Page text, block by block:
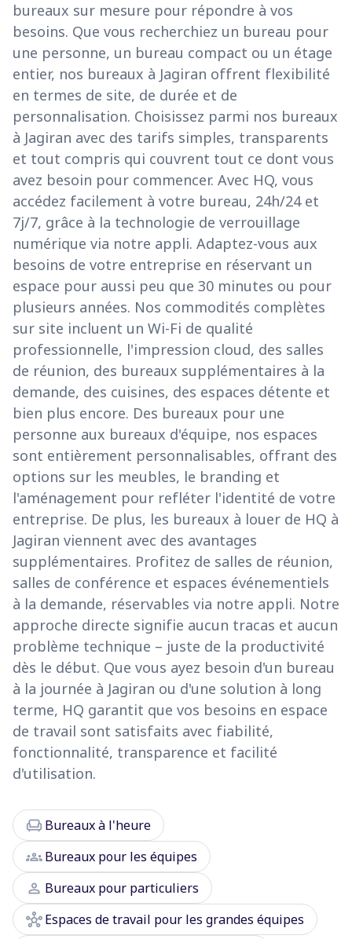
bureaux sur mesure pour répondre à vos
besoins. Que vous recherchiez un bureau pour
une personne, un bureau compact ou un étage
entier, nos bureaux à Jagiran offrent flexibilité
en termes de site, de durée et de
personnalisation. Choisissez parmi nos bureaux
à Jagiran avec des tarifs simples, transparents
et tout compris qui couvrent tout ce dont vous
avez besoin pour commencer. Avec HQ, vous
accédez facilement à votre bureau, 24h/24 et
7j/7, grâce à la technologie de verrouillage
numérique via notre appli. Adaptez-vous aux
besoins de votre entreprise en réservant un
espace pour aussi peu que 30 minutes ou pour
plusieurs années. Nos commodités complètes
sur site incluent un Wi-Fi de qualité
professionnelle, l'impression cloud, des salles
de réunion, des bureaux supplémentaires à la
demande, des cuisines, des espaces détente et
bien plus encore. Des bureaux pour une
personne aux bureaux d'équipe, nos espaces
sont entièrement personnalisables, offrant des
options sur les meubles, le branding et
l'aménagement pour refléter l'identité de votre
entreprise. De plus, les bureaux à louer de HQ à
Jagiran viennent avec des avantages
supplémentaires. Profitez de salles de réunion,
salles de conférence et espaces événementiels
à la demande, réservables via notre appli. Notre
approche directe signifie aucun tracas et aucun
problème technique – juste de la productivité
dès le début. Que vous ayez besoin d'un bureau
à la journée à Jagiran ou d'une solution à long
terme, HQ garantit que vos besoins en espace
de travail sont satisfaits avec fiabilité,
fonctionnalité, transparence et facilité
d'utilisation.
chair Bureaux à l'heure
groupsBureaux pour les équipes
person Bureaux pour particuliers
hubEspaces de travail pour les grandes équipes